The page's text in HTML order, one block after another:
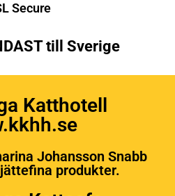
Secure
till Sverige
Katthotell
Johansson Snabb
produkter.